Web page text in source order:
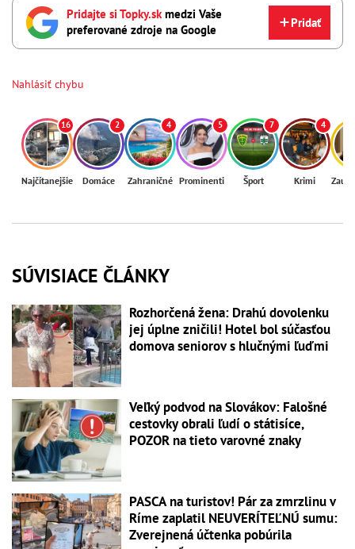
Pridajte si Topky.skmedzi Vaše
preferované zdroje na Google
Pridať
Nahlásiť chybu
16
Najčítanejšie
2
Domáce
4
Zahraničné
5
Prominenti
7
Šport
4
Krimi
SÚVISIACE ČLÁNKY
Rozhorčená žena: Drahú dovolenku
jej úplne zničili! Hotel bol súčasťou
domova seniorov s hlučnými ľuďmi
Veľký podvod na Slovákov: Falošné
cestovky obrali ľudí o státisíce,
POZOR na tieto varovné znaky
PASCA na turistov! Pár za zmrzlinu v
Ríme zaplatil NEUVERÍTEĽNÚ sumu:
Zverejnená účtenka pobúrila